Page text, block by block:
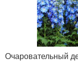
Очаровательный